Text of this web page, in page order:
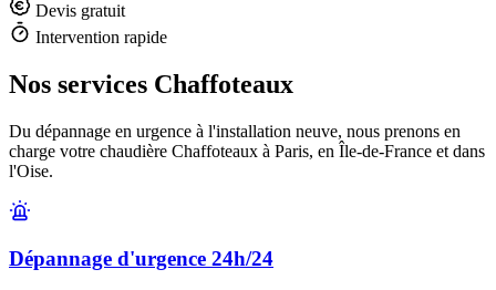
Devis gratuit
Intervention rapide
Nos services Chaffoteaux
Du dépannage en urgence à l'installation neuve, nous prenons en
charge votre chaudière Chaffoteaux à Paris, en Île-de-France et dans
l'Oise.
Dépannage d'urgence 24h/24